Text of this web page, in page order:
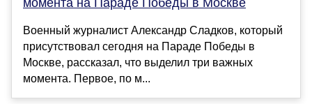
момента на Параде Победы в Москве
Военный журналист Александр Сладков, который
присутствовал сегодня на Параде Победы в
Москве, рассказал, что выделил три важных
момента. Первое, по м...